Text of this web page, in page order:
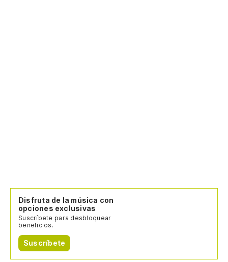
Disfruta de la música con
opciones exclusivas
Suscríbete para desbloquear
beneficios.
Suscríbete